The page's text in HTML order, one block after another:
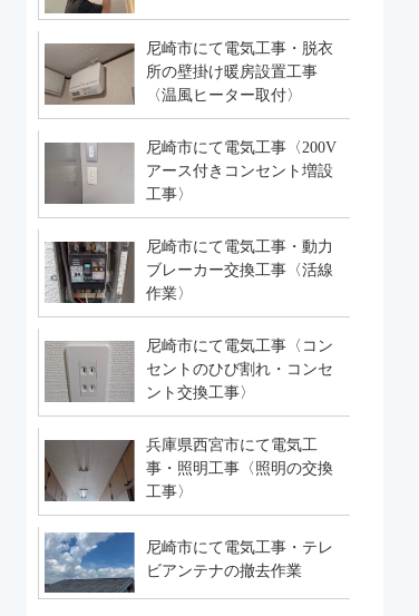
尼崎市にて電気工事・脱衣
所の壁掛け暖房設置工事
〈温風ヒーター取付〉
尼崎市にて電気工事〈200V
アース付きコンセント増設
工事〉
尼崎市にて電気工事・動力
ブレーカー交換工事〈活線
作業〉
尼崎市にて電気工事〈コン
セントのひび割れ・コンセ
ント交換工事〉
兵庫県西宮市にて電気工
事・照明工事〈照明の交換
工事〉
尼崎市にて電気工事・テレ
ビアンテナの撤去作業